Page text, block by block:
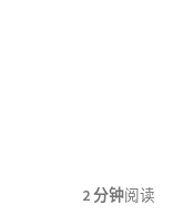
2 分钟阅读